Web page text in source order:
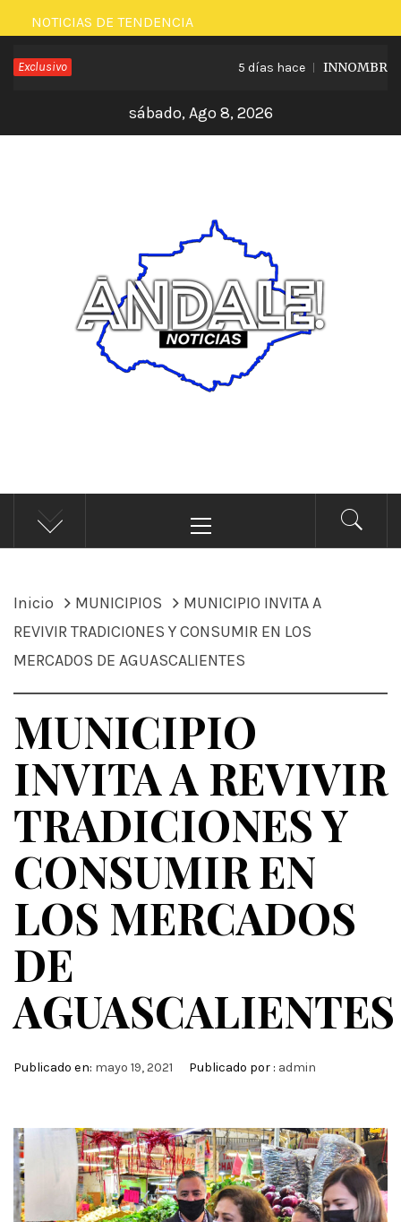
Saltar
al
contenido
NOTICIAS DE TENDENCIA
Exclusivo 5 días hace
sábado, Ago 8, 2026
ÁNDALE NOTICIAS
Noticias
principal
Inicio MUNICIPIOS
MUNICIPIO INVITA A
REVIVIR TRADICIONES Y CONSUMIR EN LOS
MERCADOS DE AGUASCALIENTES
MUNICIPIO
INVITA A REVIVIR
TRADICIONES Y
CONSUMIR EN
LOS MERCADOS
DE
AGUASCALIENTES
Publicado en: mayo 19, 2021 Publicado por : admin